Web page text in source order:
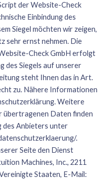
der Website-Check
Einbindung des
Siegel möchten wir zeigen,
sehr ernst nehmen. Die
Check GmbH erfolgt
des Siegels auf unserer
steht Ihnen das in Art.
zu. Nähere Informationen
Weitere
übertragenen Daten finden
des Anbieters unter
.
Seite den Dienst
Machines, Inc., 2211
Staaten, E-Mail: